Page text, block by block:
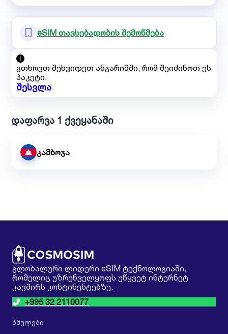
eSIM თავსებადობის შემოწმება
გთხოვთ შეხვიდეთ ანგარიშში, რომ შეიძინოთ ეს
პაკეტი.
შესვლა
დაფარვა 1 ქვეყანაში
კამბოჯა
გლობალური ლიდერი eSIM ტექნოლოგიაში,
რომელიც უზრუნველყოფს უწყვეტ ინტერნეტ
კავშირს კონტინენტებზე.
+995 32 2110077
ბმულები